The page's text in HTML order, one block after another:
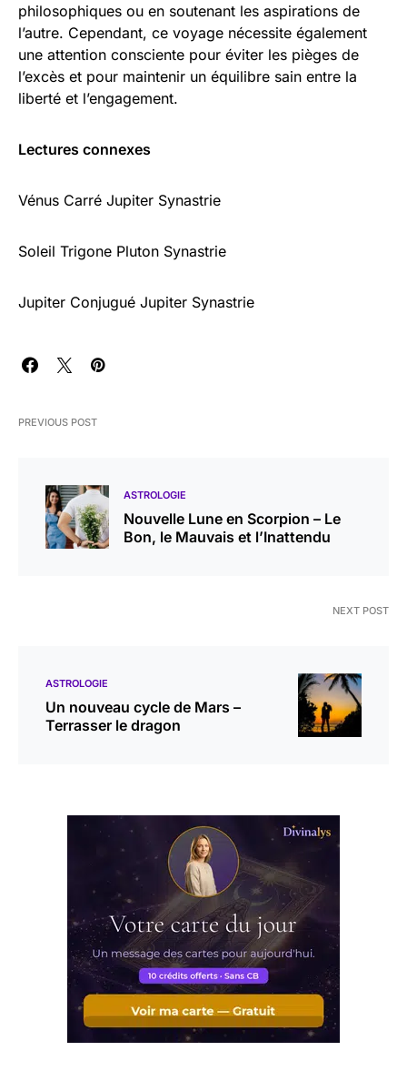
philosophiques ou en soutenant les aspirations de
l’autre. Cependant, ce voyage nécessite également
une attention consciente pour éviter les pièges de
l’excès et pour maintenir un équilibre sain entre la
liberté et l’engagement.
Lectures connexes
Vénus Carré Jupiter Synastrie
Soleil Trigone Pluton Synastrie
Jupiter Conjugué Jupiter Synastrie
PREVIOUS POST
ASTROLOGIE
Nouvelle Lune en Scorpion – Le
Bon, le Mauvais et l’Inattendu
NEXT POST
ASTROLOGIE
Un nouveau cycle de Mars –
Terrasser le dragon